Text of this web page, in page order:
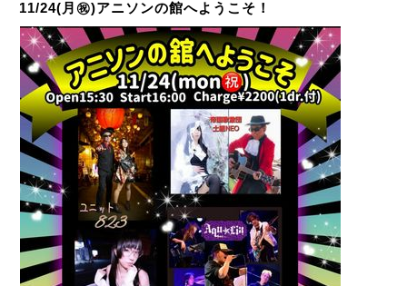
11/24(月㊗️)アニソンの館へようこそ！